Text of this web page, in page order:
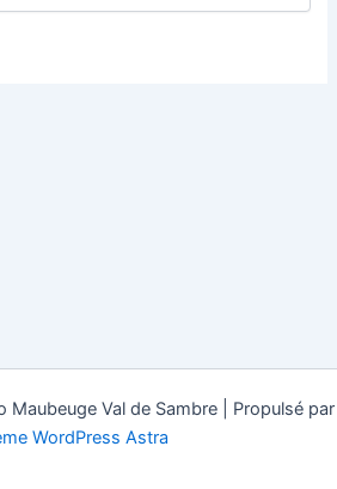
Val de Sambre | Propulsé par
WordPress Astra